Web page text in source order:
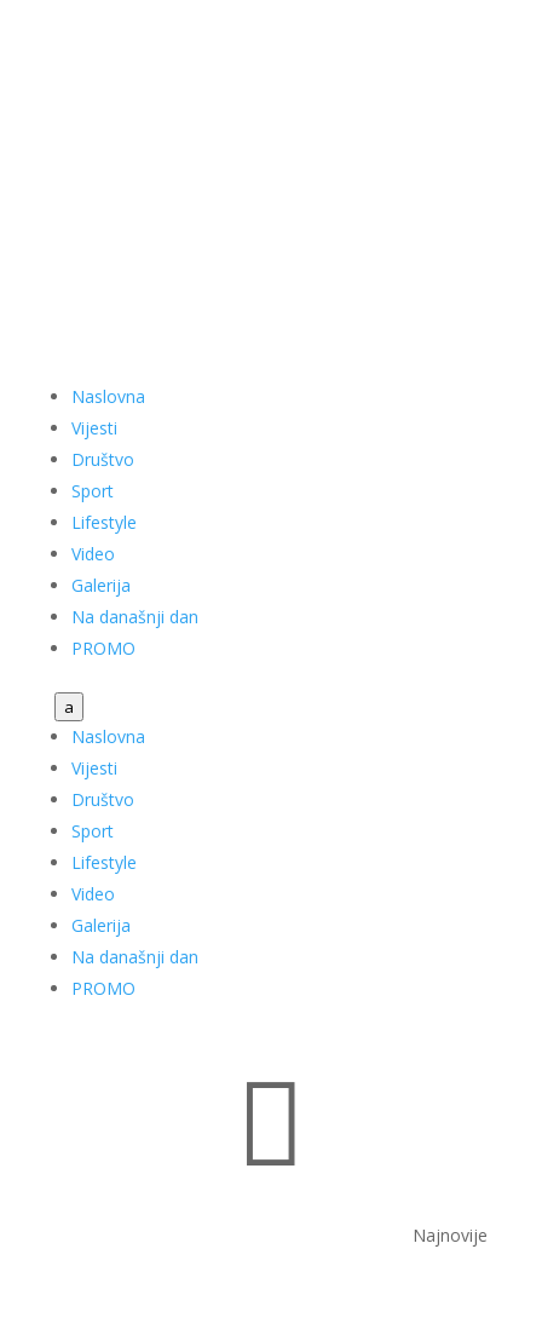
Naslovna
Vijesti
Društvo
Sport
Lifestyle
Video
Galerija
Na današnji dan
PROMO
a
Naslovna
Vijesti
Društvo
Sport
Lifestyle
Video
Galerija
Na današnji dan
PROMO

Najnovije